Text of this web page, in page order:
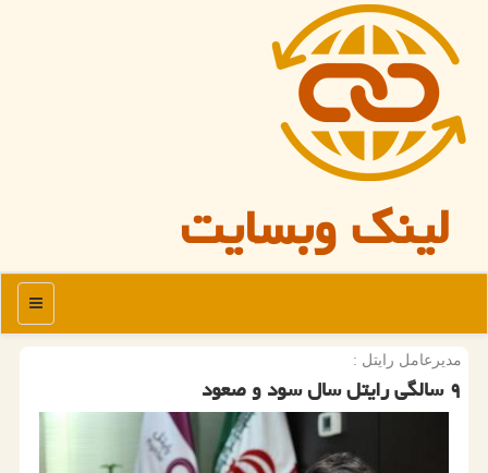
لینک وبسایت
منو
مدیرعامل رایتل :
۹ سالگی رایتل سال سود و صعود